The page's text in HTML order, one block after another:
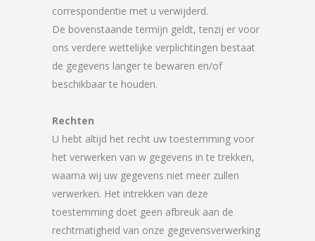
correspondentie met u verwijderd.
De bovenstaande termijn geldt, tenzij er voor
ons verdere wettelijke verplichtingen bestaat
de gegevens langer te bewaren en/of
beschikbaar te houden.
Rechten
U hebt altijd het recht uw toestemming voor
het verwerken van w gegevens in te trekken,
waarna wij uw gegevens niet meer zullen
verwerken. Het intrekken van deze
toestemming doet geen afbreuk aan de
rechtmatigheid van onze gegevensverwerking